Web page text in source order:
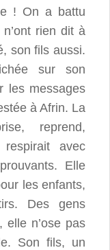
! On a battu
rien dit à
son fils aussi.
sur son
les messages
à Afrin. La
reprend,
avec
Elle
les enfants,
Des gens
elle n’ose pas
Son fils, un